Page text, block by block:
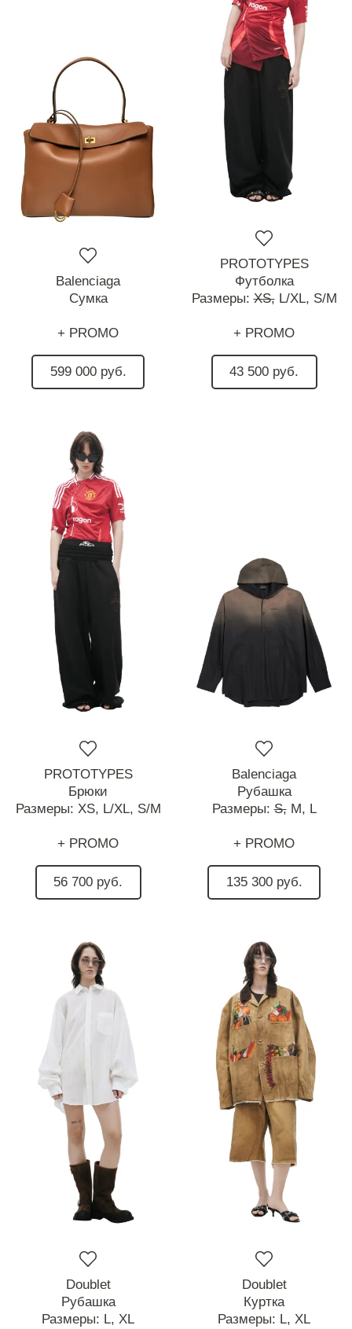
Balenciaga
Сумка
+ PROMO
599 000 руб.
PROTOTYPES
Футболка
Размеры:XS, L/XL, S/M
+ PROMO
43 500 руб.
PROTOTYPES
Брюки
Размеры: XS, L/XL, S/M
+ PROMO
56 700 руб.
Balenciaga
Рубашка
Размеры:S, M, L
+ PROMO
135 300 руб.
Doublet
Рубашка
Размеры: L, XL
Doublet
Куртка
Размеры: L, XL